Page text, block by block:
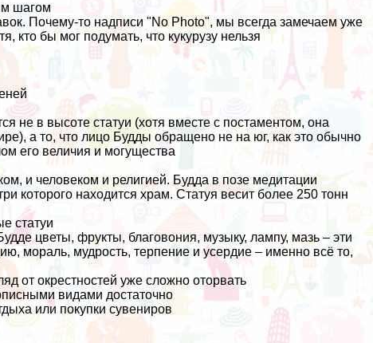
шагом
Почему-то надписи "No Photo", мы всегда замечаем уже
бы мог подумать, что кукурузу нельзя
не в высоте статуи (хотя вместе с постаментом, она
а то, что лицо Будды обращено не на юг, как это обычно
его величия и могущества
и человеком и религией. Будда в позе медитации
которого находится храм. Статуя весит более 250 тонн
статуи
цветы, фрукты, благовония, музыку, лампу, мазь – эти
мораль, мудрость, терпение и усердие – именно всё то,
от окрестностей уже сложно оторвать
видами достаточно
или покупки сувениров